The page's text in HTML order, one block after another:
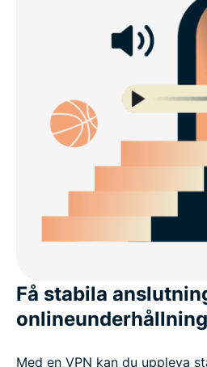
Varför behöver du en VPN
Avancerade ExpressVPN-
Vad folk säger om
Vanliga frågor: VPN för
Få stabila
onlineunderhållning
Med en VPN kan du uppleva